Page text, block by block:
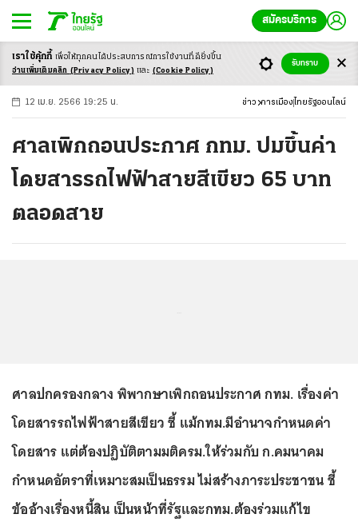
สมัครบริการ
-ก ก ก+
12 เม.ย. 2566 19:25 น. ข่าว การเมือง ไทยรัฐออนไลน์
ศาลเพิกถอนประกาศ กทม. ปมขึ้นค่า
โดยสารรถไฟฟ้าสายสีเขียว 65 บาท
ตลอดสาย
ศาลปกครองกลาง พิพากษาเพิกถอนประกาศ กทม. เรื่องค่า
โดยสารรถไฟฟ้าสายสีเขียว ชี้ แม้กทม.มีอำนาจกำหนดค่า
โดยสาร แต่ต้องปฏิบัติตามมติครม.ให้ร่วมกับ ก.คมนาคม
กำหนดอัตราที่เหมาะสมเป็นธรรม ไม่สร้างภาระประชาชน ชี้
ข้ออ้างเรื่องหนี้สิน เป็นหน้าที่รัฐและกทม.ต้องร่วมแก้ไข
เราใช้คุ้กกี้ เพื่อให้ทุกคนได้ประสบการณ์การใช้งานที่ดียิ่งขึ้น
อ่านเพิ่มเติมคลิก (Privacy Policy) และ (Cookie Policy)
รับทราบ